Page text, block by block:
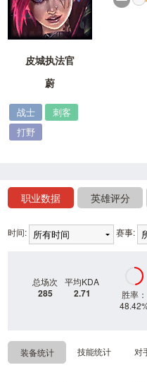
皮城执法官
蔚
战士
刺客
打野
职业数据 英雄评分
时间: 赛事:
总场次
285
平均KDA
2.71
胜率：
装备统计 技能统计 对